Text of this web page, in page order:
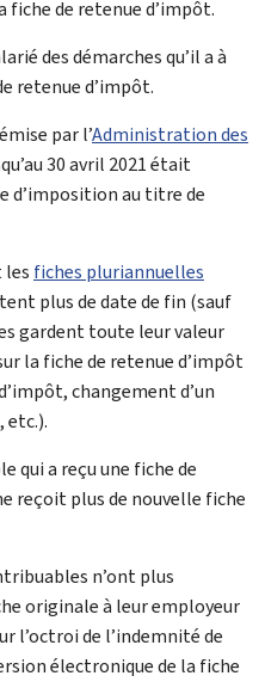
fiche de retenue d’impôt.
des démarches qu’il a à
retenue d’impôt.
par l’Administration des
30 avril 2021 était
d’imposition au titre de
les fiches pluriannuelles
plus de date de fin (sauf
gardent toute leur valeur
la fiche de retenue d’impôt
changement d’un
etc.).
qui a reçu une fiche de
reçoit plus de nouvelle fiche
n’ont plus
originale à leur employeur
l’octroi de l’indemnité de
électronique de la fiche